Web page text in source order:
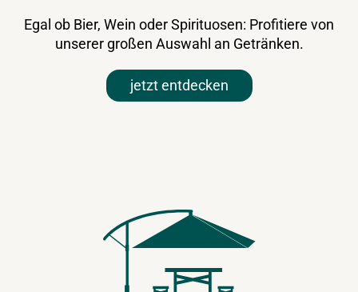
Egal ob Bier, Wein oder Spirituosen: Profitiere von
unserer großen Auswahl an Getränken.
jetzt entdecken